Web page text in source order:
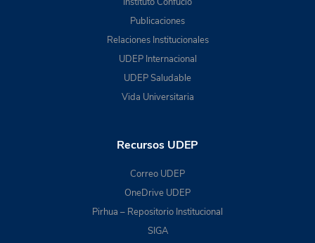
Publicaciones
Relaciones Institucionales
UDEP Internacional
UDEP Saludable
Vida Universitaria
Recursos UDEP
Correo UDEP
OneDrive UDEP
Pirhua – Repositorio Institucional
SIGA